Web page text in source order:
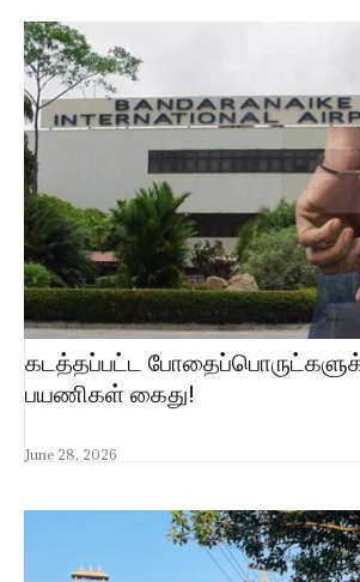
கடத்தப்பட்ட
பயணிகள் கைது!
June 28, 2026